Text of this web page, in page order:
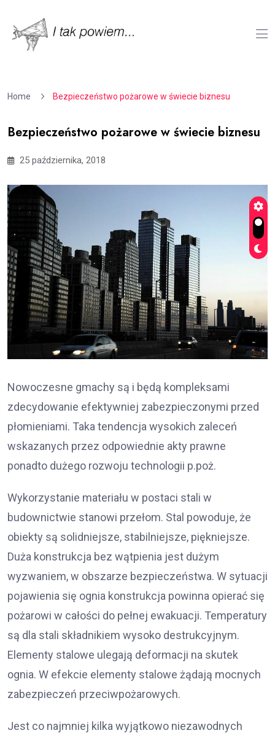
Home Bezpieczeństwo pożarowe w świecie biznesu
Bezpieczeństwo pożarowe w świecie biznesu
25 października, 2018
Nowoczesne gmachy są i będą kompleksami
zdecydowanie efektywniej zabezpieczonymi przed
płomieniami. Taka tendencja wysokich zaleceń
wskazanych przez odpowiednie akty prawne
ponadto dużego rozwoju technologii p.poż.
Wykorzystanie materiału w postaci stali w
budownictwie stanowi przełom. Stal powoduje, że
obiekty są solidniejsze, stabilniejsze, piękniejsze.
Duża konstrukcja bez wątpienia jest dużym
wyzwaniem, w obszarze bezpieczeństwa. W sytuacji
pojawienia się ognia konstrukcja powinna opierać się
pożarowi w całości do pełnej ewakuacji. Temperatury
są dla stali składnikiem wysoko destrukcyjnym.
Elementy stalowe ulegają deformacji na skutek
ognia. W efekcie elementy stalowe żądają mocnych
zabezpieczeń przeciwpożarowych.
Jest co najmniej kilka wyjątkowo niezawodnych